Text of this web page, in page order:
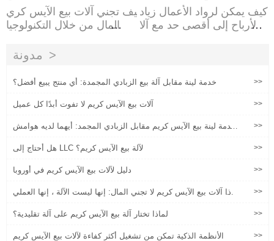
كيف تجني آلات بيع الآيس كري
م المال من خلال التكنولوجيا
كيف يمكن لرواد الأعمال زياد
ة الأرباح إلى أقصى حد مع آلا
مدونة
خدمة لينة مقابل آلة بيع الزبادي المجمدة: أي منتج يبيع أفضل؟ >>
آلات بيع الآيس كريم لا تفوت أبدًا كل عميل >>
خدمة لينة بيع الآيس كريم مقابل الزبادي المجمد: أيهما لديه هوامش
>>
هل أحتاج إلى LLC لآلة بيع الآيس كريم؟ >>
دليل لآلات بيع الآيس كريم في أوروبا >>
لماذا آلات بيع الآيس كريم لا تجني المال: إنها ليست الآلة ، إنها العملي
>>
لماذا تختار آلة بيع الآيس كريم على آلة تقليدية؟ >>
الأنظمة الذكية تمكن من تشغيل أكثر كفاءة لآلات بيع الآيس كريم >>